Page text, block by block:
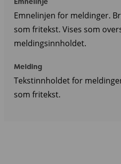
Emnelinjen for meldinger.
som fritekst. Vises som
meldingsinnholdet.
Melding
Tekstinnholdet for
som fritekst.